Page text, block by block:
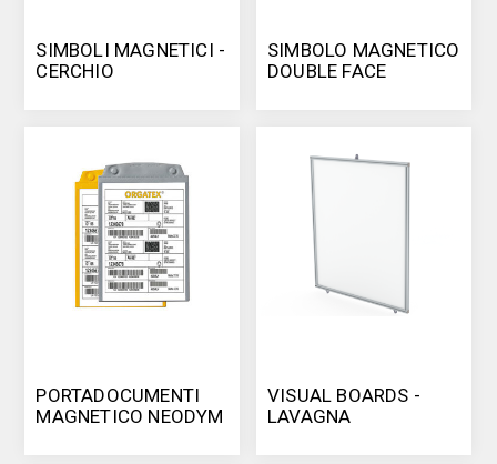
SIMBOLI MAGNETICI -
CERCHIO
SIMBOLO MAGNETICO
DOUBLE FACE
PORTADOCUMENTI
MAGNETICO NEODYM
VISUAL BOARDS -
LAVAGNA